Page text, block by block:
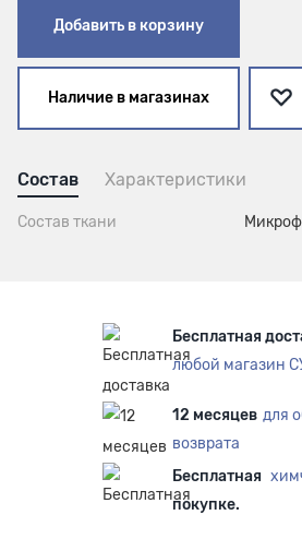
Добавить в корзину
Наличие в магазинах
Состав Характеристики
Состав ткани
Бесплатная
любой магазин
12 месяцев для
возврата
Бесплатная
покупке.